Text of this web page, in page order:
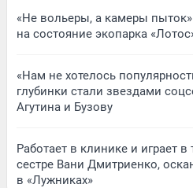
«Не вольеры, а камеры
на состояние экопарка
«Нам не хотелось
глубинки стали звездами
Агутина и Бузову
Работает в клинике и играет
сестре Вани Дмитриенко,
в «Лужниках»